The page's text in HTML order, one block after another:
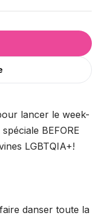
lancer le week-
BEFORE
LGBTQIA+!
danser toute la